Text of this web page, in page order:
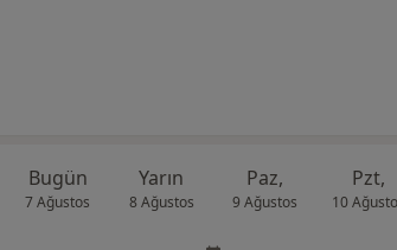
Bugün
7 Ağustos
Yarın
8 Ağustos
Paz,
9 Ağustos
Pzt,
10